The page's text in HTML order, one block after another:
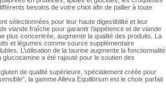
besoins de votre chiot afin de pallier à toute
sélectionnées pour leur haute digestibilité et leur
viande fraîche pour garantir l’appétence et de viande
plus concentrée, augmente la qualité des produits. La
et légumes comme source supplémentaire
L’utilisation de la taurine augmente la fonctionnalité
a été rajouté pour le soutien des
de qualité supérieure, spécialement créée pour
la gamme Alleva Equilibrium est le choix parfait